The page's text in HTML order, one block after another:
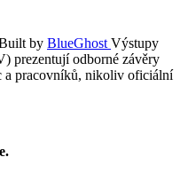
by BlueGhostVýstupy
prezentují odborné závěry
a pracovníků, nikoliv oficiální